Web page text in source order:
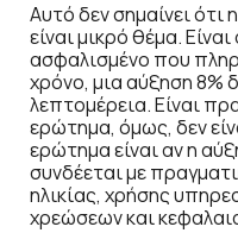
Αυτό δεν σημαίνει
είναι μικρό θέμα.
ασφαλισμένο που
χρόνο, μια αύξηση 8%
λεπτομέρεια. Είναι
ερώτημα, όμως, δεν
ερώτημα είναι αν η
συνδέεται με
ηλικίας, χρήσης
χρεώσεων και